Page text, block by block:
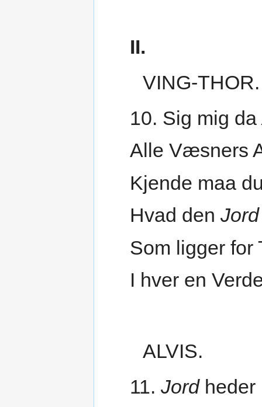
II.
VING-THOR.
10. Sig mig da
Alle Væsners
Kjende maa
Hvad den Jord
Som ligger for
I hver en
ALVIS.
11. Jordheder